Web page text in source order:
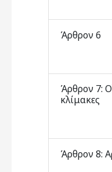
Άρθρον 6
Άρθρον 7:
κλίμακες
Άρθρον 8: